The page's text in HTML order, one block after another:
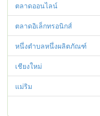
ตลาดออนไลน์
ตลาดอิเล็กทรอนิกส์
หนึ่งตำบลหนึ่งผลิตภัณฑ์
เชียงใหม่
แม่ริม